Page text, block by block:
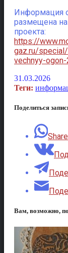
Информация
размещена
проекта:
https://
gaz.ru/
vechnyy-
31.03.2026
Теги:
Поделиться
Вам, возможно,